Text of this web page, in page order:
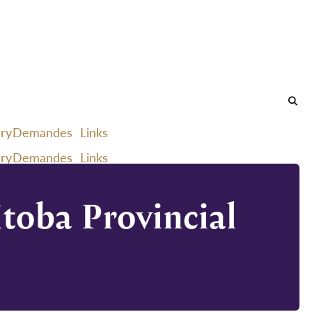
Demandes Links
Demandes Links
Provincial